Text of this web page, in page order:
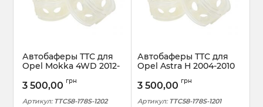
Автобаферы ТТС для
Opel Mokka 4WD 2012-
(TTC58-178S-1202)
3 500,00 грн
Артикул: TTC58-178S-1202
Автобаферы ТТС для
Opel Astra H 2004-2010
(TTC58-178S-1201)
3 500,00 грн
Артикул: TTC58-178S-1201